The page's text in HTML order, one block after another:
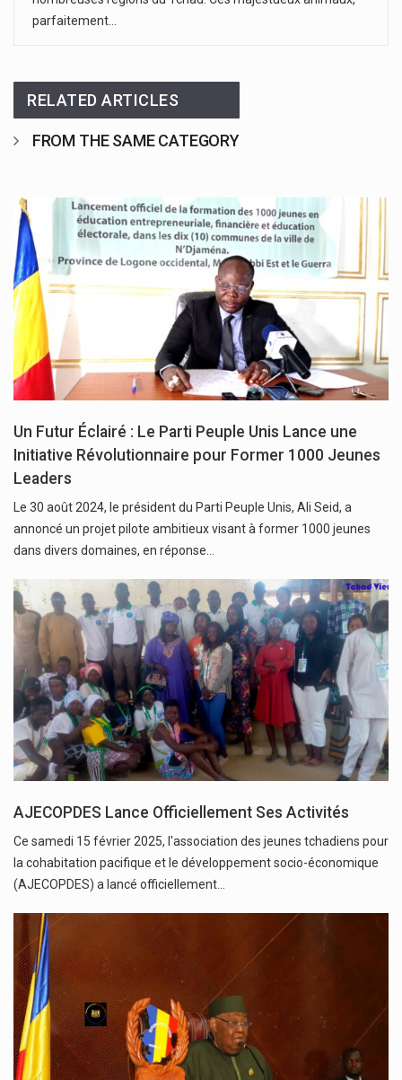
parfaitement…
RELATED ARTICLES
FROM THE SAME CATEGORY
Un Futur Éclairé : Le Parti Peuple Unis Lance une
Initiative Révolutionnaire pour Former 1000 Jeunes
Leaders
Le 30 août 2024, le président du Parti Peuple Unis, Ali Seid, a
annoncé un projet pilote ambitieux visant à former 1000 jeunes
dans divers domaines, en réponse…
AJECOPDES Lance Officiellement Ses Activités
Ce samedi 15 février 2025, l'association des jeunes tchadiens pour
la cohabitation pacifique et le développement socio-économique
(AJECOPDES) a lancé officiellement…